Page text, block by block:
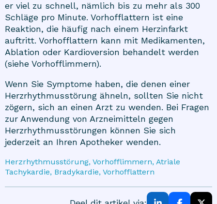
er viel zu schnell, nämlich bis zu mehr als 300
Schläge pro Minute. Vorhofflattern ist eine
Reaktion, die häufig nach einem Herzinfarkt
auftritt. Vorhofflattern kann mit Medikamenten,
Ablation oder Kardioversion behandelt werden
(siehe Vorhofflimmern).
Wenn Sie Symptome haben, die denen einer
Herzrhythmusstörung ähneln, sollten Sie nicht
zögern, sich an einen Arzt zu wenden. Bei Fragen
zur Anwendung von Arzneimitteln gegen
Herzrhythmusstörungen können Sie sich
jederzeit an Ihren Apotheker wenden.
Herzrhythmusstörung, Vorhofflimmern, Atriale
Tachykardie, Bradykardie, Vorhofflattern